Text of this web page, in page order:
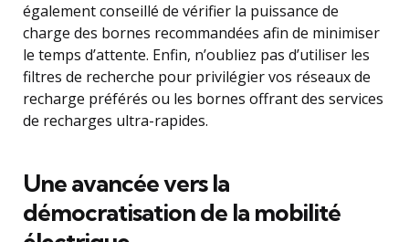
également conseillé de vérifier la puissance de
charge des bornes recommandées afin de minimiser
le temps d’attente. Enfin, n’oubliez pas d’utiliser les
filtres de recherche pour privilégier vos réseaux de
recharge préférés ou les bornes offrant des services
de recharges ultra-rapides.
Une avancée vers la
démocratisation de la mobilité